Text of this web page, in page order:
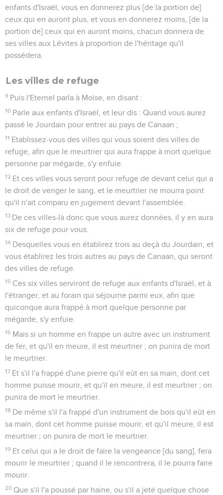
enfants d'Israël, vous en donnerez plus [de la portion de]
ceux qui en auront plus, et vous en donnerez moins, [de la
portion de] ceux qui en auront moins, chacun donnera de
ses villes aux Lévites à proportion de l'héritage qu'il
possédera.
Les villes de refuge
9 Puis l'Eternel parla à Moïse, en disant :
10 Parle aux enfants d'Israël, et leur dis : Quand vous aurez
passé le Jourdain pour entrer au pays de Canaan ;
11 Etablissez-vous des villes qui vous soient des villes de
refuge, afin que le meurtrier qui aura frappe à mort quelque
personne par mégarde, s'y enfuie.
12 Et ces villes vous seront pour refuge de devant celui qui a
le droit de venger le sang, et le meurtrier ne mourra point
qu'il n'ait comparu en jugement devant l'assemblée.
13 De ces villes-là donc que vous aurez données, il y en aura
six de refuge pour vous.
14 Desquelles vous en établirez trois au deçà du Jourdain, et
vous établirez les trois autres au pays de Canaan, qui seront
des villes de refuge.
15 Ces six villes serviront de refuge aux enfants d'Israël, et à
l'étranger, et au forain qui séjourne parmi eux, afin que
quiconque aura frappé à mort quelque personne par
mégarde, s'y enfuie.
16 Mais si un homme en frappe un autre avec un instrument
de fer, et qu'il en meure, il est meurtrier ; on punira de mort
le meurtrier.
17 Et s'il l'a frappé d'une pierre qu'il eût en sa main, dont cet
homme puisse mourir, et qu'il en meure, il est meurtrier ; on
punira de mort le meurtrier.
18 De même s'il l'a frappé d'un instrument de bois qu'il eût en
sa main, dont cet homme puisse mourir, et qu'il meure, il est
meurtrier ; on punira de mort le meurtrier.
19 Et celui qui a le droit de faire la vengeance [du sang], fera
mourir le meurtrier ; quand il le rencontrera, il le pourra faire
mourir.
20 Que s'il l'a poussé par haine, ou s'il a jeté quelque chose